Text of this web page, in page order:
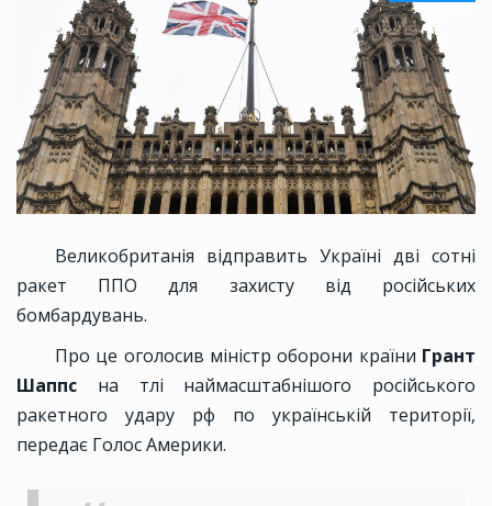
Великобританія відправить Україні дві сотні
ракет ППО для захисту від російських
бомбардувань.
Про це оголосив міністр оборони країни Грант
Шаппс на тлі наймасштабнішого російського
ракетного удару рф по українській території,
передає Голос Америки.